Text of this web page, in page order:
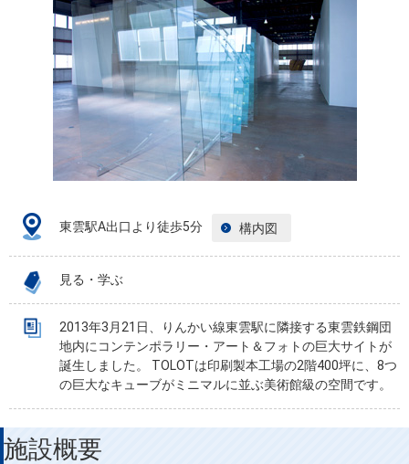
東雲駅A出口より徒歩5分 構内図
見る・学ぶ
2013年3月21日、りんかい線東雲駅に隣接する東雲鉄鋼団
地内にコンテンポラリー・アート＆フォトの巨大サイトが
誕生しました。 TOLOTは印刷製本工場の2階400坪に、8つ
の巨大なキューブがミニマルに並ぶ美術館級の空間です。
施設概要